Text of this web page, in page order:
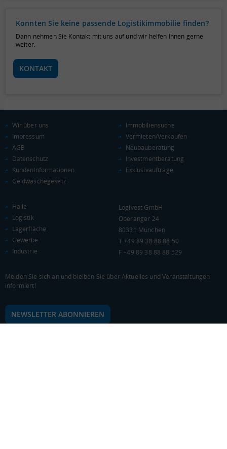
Konnten Sie keine passende Logistikimmobilie finden?
Dann nehmen Sie Kontakt mit uns auf und wir helfen Ihnen gerne
weiter.
KONTAKT
Wir über uns
Impressum
AGB
Datenschutz
KundenInformationen
Geldwäschegesetz
Immobiliensuche
Vermieten/Verkaufen
Neubauberatung
Investmentberatung
Exklusivaufträge
Halle
Logistik
Lagerfläche
Gewerbe
Industrie
Logivest GmbH
Oberanger 24
80331 München
T +49 89 38 88 88 50
F +49 89 38 88 88 529
Melden Sie sich an und bleiben Sie über Aktuelles und Veranstaltungen
informiert!
NEWSLETTER ABONNIEREN